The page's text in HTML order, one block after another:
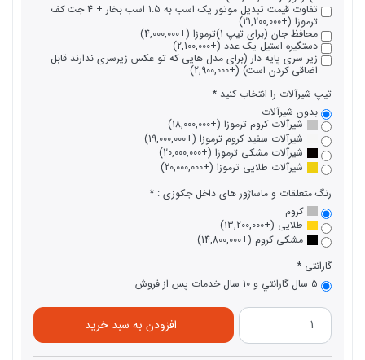
تفاوت قیمت تبدیل موتور یک اسب به 1.5 اسب بخار + 4 جت کف
ترموزا (+21,200,000)
محافظ جان (برای تیپ 1)ترموزا (+4,000,000)
دستگیره استیل یک عدد (+2,100,000)
زیر سری پایه دار (برای مدل هایی که تو عکس زیرسری ندارند قابل
اضاقی کردن است) (+2,900,000)
تیپ شیرآلات را انتخاب کنید
بدون شیرآلات
شیرآلات کروم ترموزا (+18,000,000)
شیرآلات سفید کروم ترموزا (+19,000,000)
شیرآلات مشکی ترموزا (+20,000,000)
شیرآلات طلایی ترموزا (+20,000,000)
رنگ متعلقات و ماساژور های داخل جکوزی :
کروم
طلایی (+13,200,000)
مشکی کروم (+14,800,000)
گارانتی
5 سال گارانتي و 10 سال خدمات پس از فروش
افزودن به سبد خرید